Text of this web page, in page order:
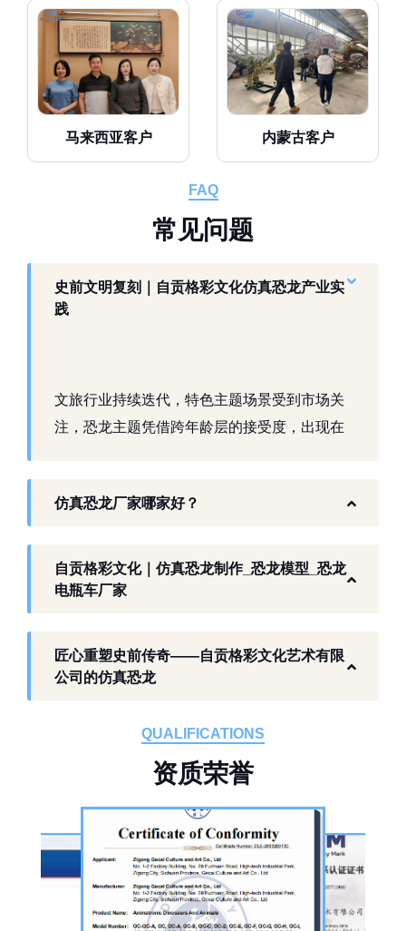
马来西亚客户 内蒙古客户
FAQ
常 见问题
史前文明复刻｜自贡格彩文化仿真恐龙产业实
践
文旅行业持续迭代，特色主题场景受到市场关
注，恐龙主题凭借跨年龄层的接受度，出现在
生态。自贡格彩文化艺术有限公司扎根本地产
以工厂生产能力，为各地客户提供史前主题相
关产品与服务。
工厂生产基础 构建恐龙产业全链服务
作为开展史前仿真模型生产的恐龙制作工厂，
板仓工业园，拥有标准化生产车间、配套生产
品的恐龙制作公司。公司采用按需定制模式，
从前期方案设计、场景规划，到中期原料选
择、工序制作，再到后期运输配送、上门安装
调试，形成全流程服务，可用于主题乐园、文
旅景区、科普展馆、商业广场、大型展会、节
庆活动等场景。
仿真恐龙厂家哪家好？
自贡格彩文化｜仿真恐龙制作_恐龙模型_恐龙
电瓶车厂家
匠心重塑史前传奇——自贡格彩文化艺术有限
公司的仿真恐龙
QUALIFICATIONS
资质荣誉